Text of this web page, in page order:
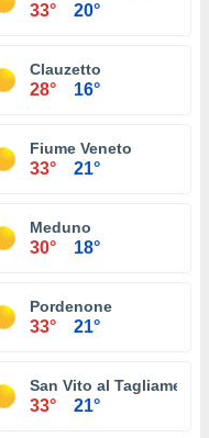
33° 20°
Clauzetto
28° 16°
Fiume Veneto
33° 21°
Meduno
30° 18°
Pordenone
33° 21°
San Vito al Tagliamento
33° 21°